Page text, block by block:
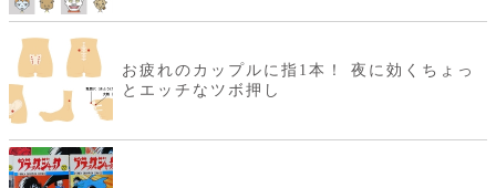
お疲れのカップルに指1本！ 夜に効くちょっ
とエッチなツボ押し